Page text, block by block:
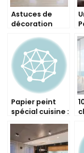
Astuces de
décoration
Papier peint
spécial cuisine :
notre sélection